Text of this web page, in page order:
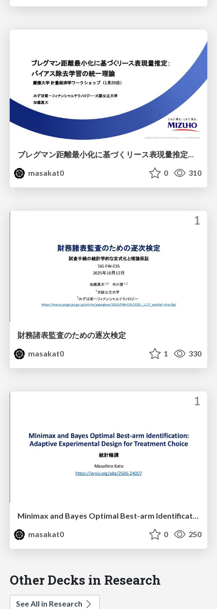
masakat0
0 310
財務諸表監査のための逐次検定
masakat0
1 330
Minimax and Bayes Optimal Best-arm Identification: Adaptive Experimental Design for Treatment Choice
masakat0
0 250
Other Decks in Research
See All in Research